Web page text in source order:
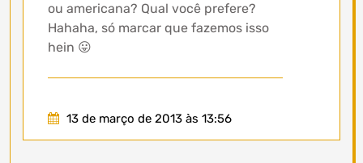
13 de março de 2013 às 13:56
ou americana? Qual você prefere?
Hahaha, só marcar que fazemos isso
hein 😛